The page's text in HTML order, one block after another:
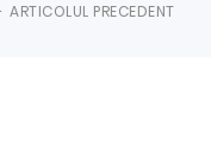
ARTICOLUL PRECEDENT